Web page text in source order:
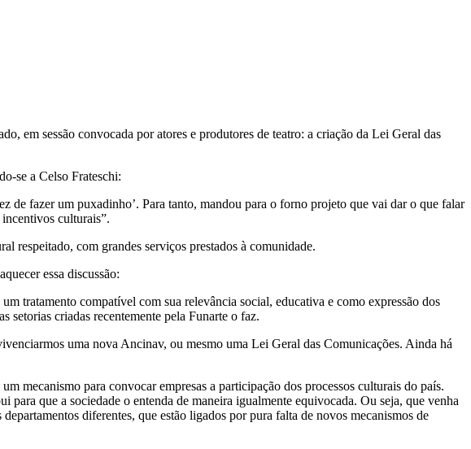
em sessão convocada por atores e produtores de teatro: a criação da Lei Geral das
se a Celso Frateschi:
de fazer um puxadinho’. Para tanto, mandou para o forno projeto que vai dar o que falar
culturais”.
respeitado, com grandes serviços prestados à comunidade.
essa discussão:
tratamento compatível com sua relevância social, educativa e como expressão dos
setorias criadas recentemente pela Funarte o faz.
uma nova Ancinav, ou mesmo uma Lei Geral das Comunicações. Ainda há
mecanismo para convocar empresas a participação dos processos culturais do país.
que a sociedade o entenda de maneira igualmente equivocada. Ou seja, que venha
diferentes, que estão ligados por pura falta de novos mecanismos de